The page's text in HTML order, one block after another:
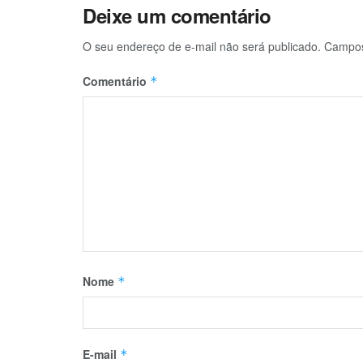
Deixe um comentário
O seu endereço de e-mail não será publicado.
Comentário *
Nome *
E-mail *